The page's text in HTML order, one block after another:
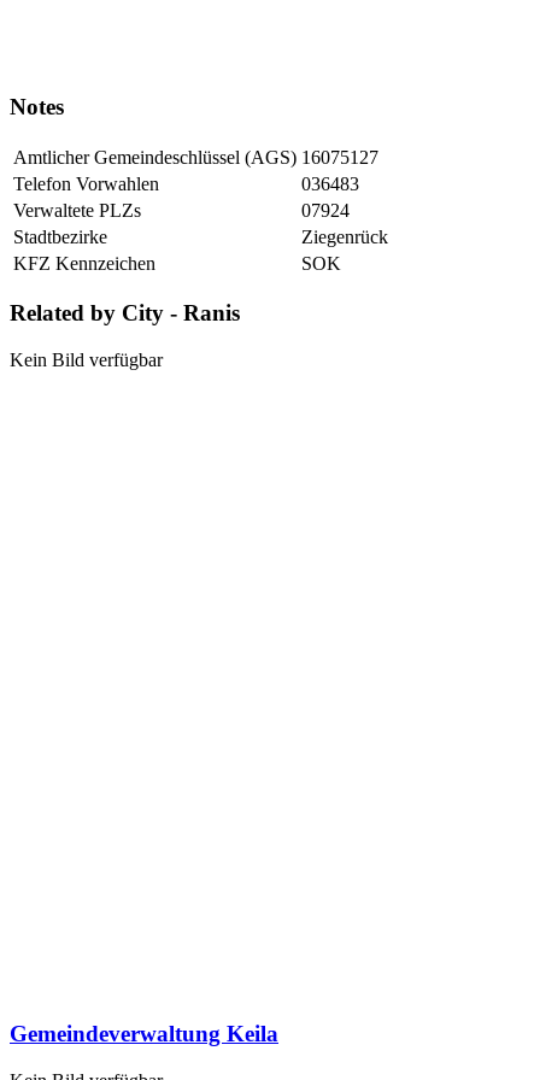
Notes
Amtlicher Gemeindeschlüssel (AGS) 16075127
Telefon Vorwahlen
036483
Verwaltete PLZs
07924
Stadtbezirke
Ziegenrück
KFZ Kennzeichen
SOK
Related by City - Ranis
Kein Bild verfügbar
Gemeindeverwaltung Keila